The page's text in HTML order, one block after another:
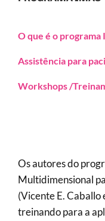
Os autores do
Multidimensional
(Vicente E. Caballo
treinando para a
O que é o programa
Assistência para
Workshops /